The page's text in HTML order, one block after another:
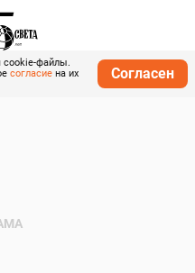
cookie-файлы.
согласие на их
Согласен